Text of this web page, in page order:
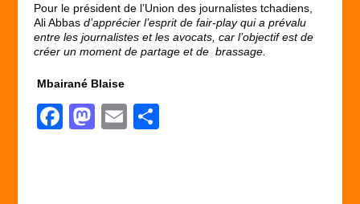
Pour le président de l’Union des journalistes tchadiens,
Ali Abbasd’apprécier l’esprit de fair-play qui a prévalu
entre les journalistes et les avocats, car l’objectif est de
créer un moment de partage et de brassage.
Mbairané Blaise
F
M
E